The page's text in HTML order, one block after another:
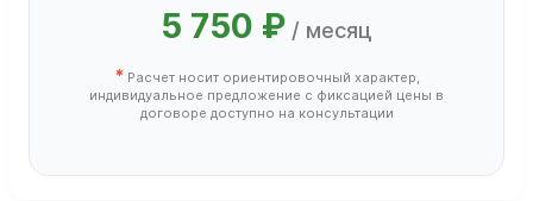
5 750 ₽ / месяц
* Расчет носит ориентировочный характер,
индивидуальное предложение с фиксацией цены в
договоре доступно на консультации